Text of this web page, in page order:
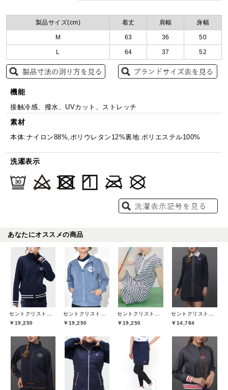
製品サイズ(cm) 着丈 肩幅 身幅
M 63 36 50
L 64 37 52
機能
接触冷感、撥水、UVカット、ストレッチ
素材
本体:ナイロン88%,ポリウレタン12%裏地:ポリエステル100%
洗濯表示
あなたにオススメの商品
￥19,250
￥19,250
￥19,250
￥14,784